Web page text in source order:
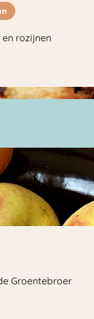
rozijnen
Groentebroer